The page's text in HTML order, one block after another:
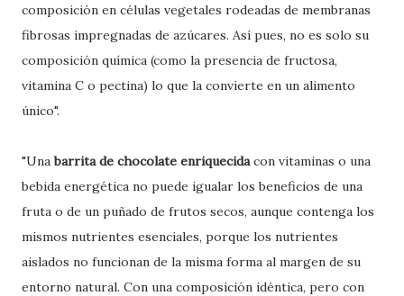
composición en células vegetales rodeadas de membranas
fibrosas impregnadas de azúcares. Así pues, no es solo su
composición química (como la presencia de fructosa,
vitamina C o pectina) lo que la convierte en un alimento
único".
"Unabarrita de chocolate enriquecidacon vitaminas o una
bebida energética no puede igualar los beneficios de una
fruta o de un puñado de frutos secos, aunque contenga los
mismos nutrientes esenciales, porque los nutrientes
aislados no funcionan de la misma forma al margen de su
entorno natural. Con una composición idéntica, pero con